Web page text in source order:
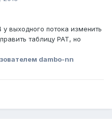
выходного потока изменить
таблицу PAT, но
dambo-nn